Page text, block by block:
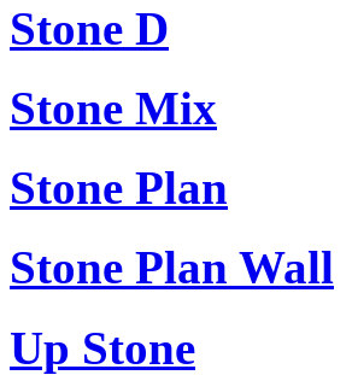
Stone D
Stone Mix
Stone Plan
Stone Plan Wall
Up Stone